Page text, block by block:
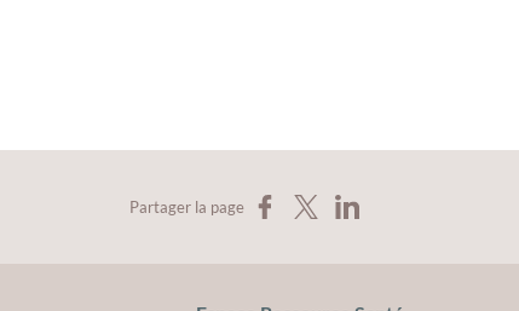
Partager la page Partager sur Facebook
Partager sur XPartager sur LinkedIn